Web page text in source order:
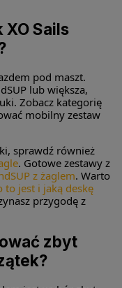
XO Sails
pod maszt.
lub większa,
Zobacz kategorię
mobilny zestaw
sprawdź również
. Gotowe zestawy z
z żaglem. Warto
to jest i jaką deskę
przygodę z
zbyt